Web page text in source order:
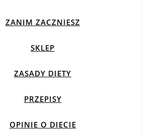
ZANIM ZACZNIESZ
SKLEP
ZASADY DIETY
PRZEPISY
OPINIE O DIECIE